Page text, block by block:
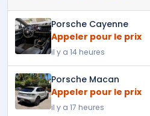
Porsche Cayenne
Appeler pour le prix
il y a 14 heures
Porsche Macan
Appeler pour le prix
il y a 17 heures